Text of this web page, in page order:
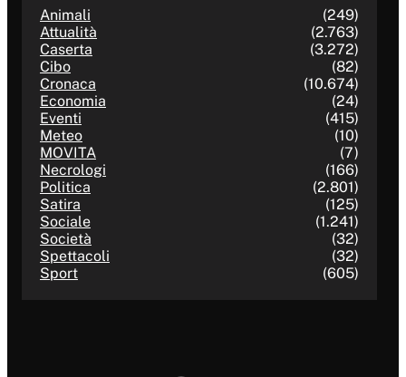
Animali
(249)
Attualità
(2.763)
Caserta
(3.272)
Cibo
(82)
Cronaca
(10.674)
Economia
(24)
Eventi
(415)
Meteo
(10)
MOVITA
(7)
Necrologi
(166)
Politica
(2.801)
Satira
(125)
Sociale
(1.241)
Società
(32)
Spettacoli
(32)
Sport
(605)